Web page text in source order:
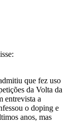
que fez uso
da Volta da
entrevista a
o doping e
anos, mas